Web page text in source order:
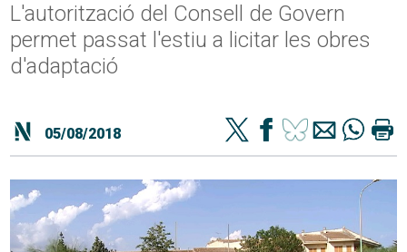
L'autorització del Consell de Govern
permet passat l'estiu a licitar les obres
d'adaptació
05/08/2018